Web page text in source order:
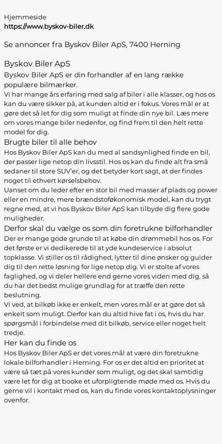
Hjemmeside
https://www.byskov-biler.dk
Se annoncer fra Byskov Biler ApS, 7400 Herning
Byskov Biler ApS
Byskov Biler ApS er din forhandler af en lang række
populære bilmærker.
Vi har mange års erfaring med salg af biler i alle klasser, og hos os
kan du være sikker på, at kunden altid er i fokus. Vores mål er at
gøre det så let for dig som muligt at finde din nye bil. Læs mere
om vores mange biler nedenfor, og find frem til den helt rette
model for dig.
Brugte biler til alle behov
Hos Byskov Biler ApS kan du med al sandsynlighed finde en bil,
der passer lige netop din livsstil. Hos os kan du finde alt fra små
sedaner til store SUV’er, og det betyder kort sagt, at der findes
noget til ethvert kørselsbehov.
Uanset om du leder efter en stor bil med masser af plads og power
eller en mindre, mere brændstoføkonomisk model, kan du trygt
regne med, at vi hos Byskov Biler ApS kan tilbyde dig flere gode
muligheder.
Derfor skal du vælge os som din foretrukne bilforhandler
Der er mange gode grunde til at købe din drømmebil hos os. For
det første er vi dedikerede til at yde kundeservice i absolut
topklasse. Vi stiller os til rådighed, lytter til dine ønsker og guider
dig til den rette løsning for lige netop dig. Vi er stolte af vores
faglighed, og vi deler hellere end gerne vores viden med dig, så
du har det bedst mulige grundlag for at træffe den rette
beslutning.
Vi ved, at bilkøb ikke er enkelt, men vores mål er at gøre det så
enkelt som muligt. Derfor kan du altid hive fat i os, hvis du har
spørgsmål i forbindelse med dit bilkøb, service eller noget helt
tredje.
Her kan du finde os
Hos Byskov Biler ApS er det vores mål at være din foretrukne
lokale bilforhandler i Herning. For os er det altid en prioritet at
være så tæt på vores kunder som muligt, og det skal samtidig
være let for dig at booke et uforpligtende møde med os. Hvis du
gerne vil i kontakt med os, kan du finde vores kontaktoplysninger
ovenfor.